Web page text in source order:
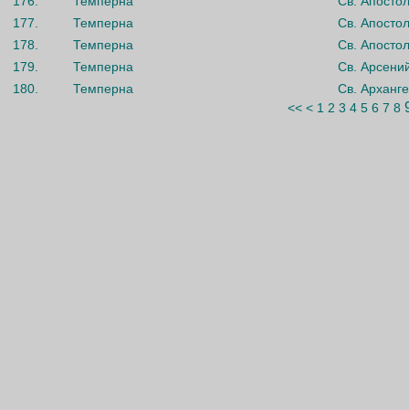
177.
Темперна
Св.
178.
Темперна
Св.
179.
Темперна
Св.
180.
Темперна
Св.
<< < 1 2 3 4 5 6 7 8